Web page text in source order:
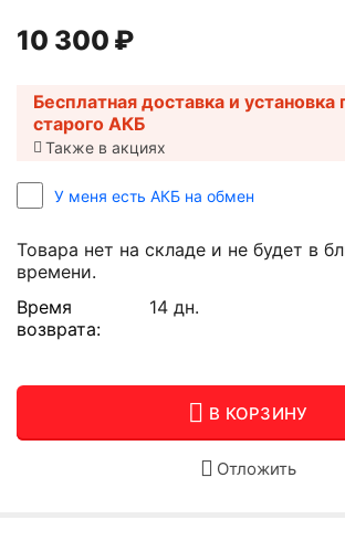
10 300 ₽
Бесплатная доставка и установка
старого АКБ
Также в акциях
У меня есть АКБ на обмен
Товара нет на складе и не будет в
времени.
Время
возврата:
14 дн.
В КОРЗИНУ
Отложить